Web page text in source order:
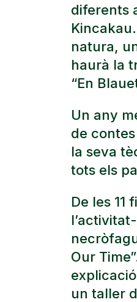
diferents
natura,
haurà la
“En
Un any
de
la seva
tots els
De les 11
Our
un taller